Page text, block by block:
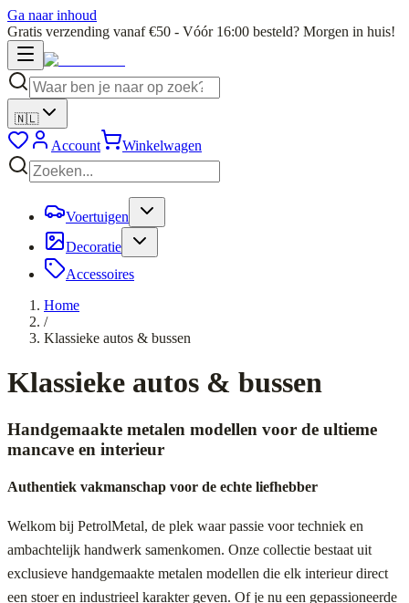
Ga naar inhoud
Gratis verzending vanaf €50 - Vóór 16:00 besteld? Morgen in huis!
🇳🇱
Account Winkelwagen
Voertuigen
Decoratie
Accessoires
Home
/
Klassieke autos & bussen
Klassieke autos & bussen
Handgemaakte metalen modellen voor de ultieme
mancave en interieur
Authentiek vakmanschap voor de echte liefhebber
Welkom bij PetrolMetal, de plek waar passie voor techniek en
ambachtelijk handwerk samenkomen. Onze collectie bestaat uit
exclusieve handgemaakte metalen modellen die elk interieur direct
een stoer en industrieel karakter geven. Of je nu een gepassioneerde